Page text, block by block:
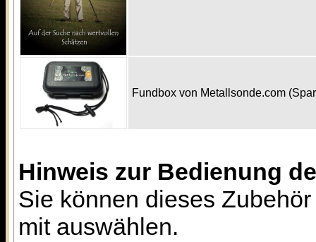
Fundbox von Metallsonde.com
Hinweis zur Bedienung
Sie können dieses
mit auswählen.